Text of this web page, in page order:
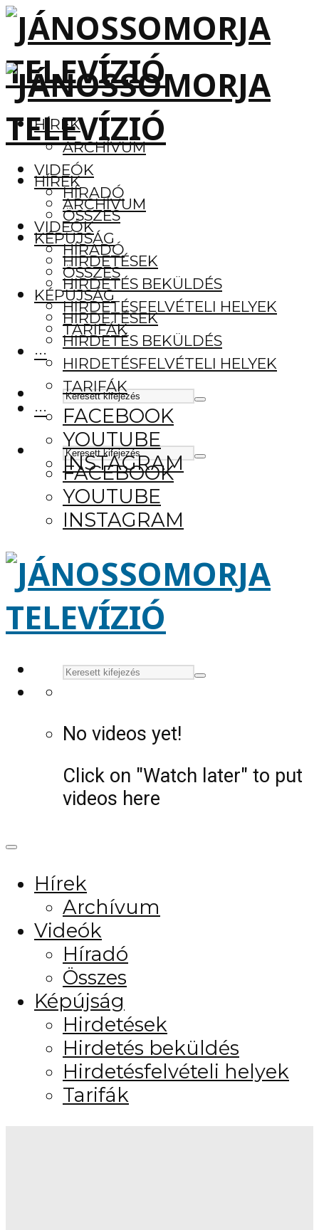
HÍREK
ARCHÍVUM
VIDEÓK
HÍRADÓ
ÖSSZES
KÉPÚJSÁG
HIRDETÉSEK
HIRDETÉS BEKÜLDÉS
HIRDETÉSFELVÉTELI HELYEK
TARIFÁK
···
FACEBOOK
YOUTUBE
INSTAGRAM
HÍREK
ARCHÍVUM
VIDEÓK
HÍRADÓ
ÖSSZES
KÉPÚJSÁG
HIRDETÉSEK
HIRDETÉS BEKÜLDÉS
HIRDETÉSFELVÉTELI HELYEK
TARIFÁK
···
FACEBOOK
YOUTUBE
INSTAGRAM
No videos yet!
Click on "Watch later" to put
videos here
Hírek
Archívum
Videók
Híradó
Összes
Képújság
Hirdetések
Hirdetés beküldés
Hirdetésfelvételi helyek
Tarifák